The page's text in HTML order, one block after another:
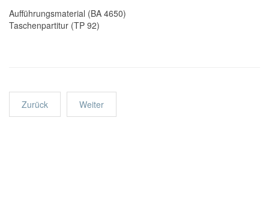
Aufführungsmaterial (BA 4650)
Taschenpartitur (TP 92)
Zurück Weiter